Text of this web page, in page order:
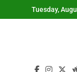
to
Tuesday,